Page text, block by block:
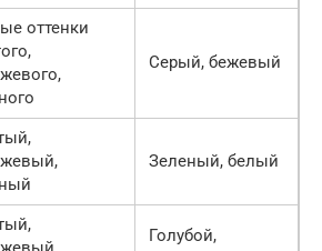
оттенки
Серый, бежевый
Зеленый, белый
Голубой,